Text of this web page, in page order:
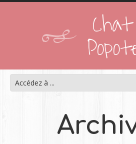
Chat